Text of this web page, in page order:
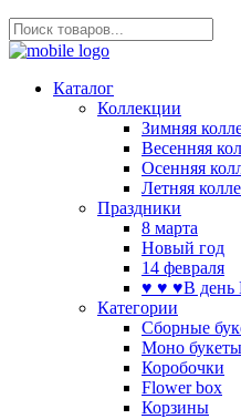
Каталог
Коллекции
Зимняя
Весенняя
Осенняя
Летняя
Праздники
8 марта
Новый год
14 февраля
♥ ♥ ♥В
Категории
Сборные
Моно букеты
Коробочки
Flower box
Корзины